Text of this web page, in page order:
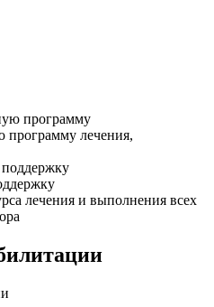
лечения,
лечения и выполнения всех